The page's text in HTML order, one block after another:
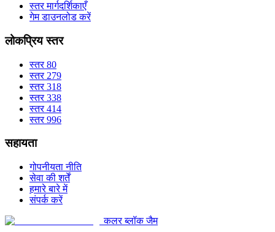
स्तर मार्गदर्शिकाएँ
गेम डाउनलोड करें
लोकप्रिय स्तर
स्तर 80
स्तर 279
स्तर 318
स्तर 338
स्तर 414
स्तर 996
सहायता
गोपनीयता नीति
सेवा की शर्तें
हमारे बारे में
संपर्क करें
कलर ब्लॉक जैम